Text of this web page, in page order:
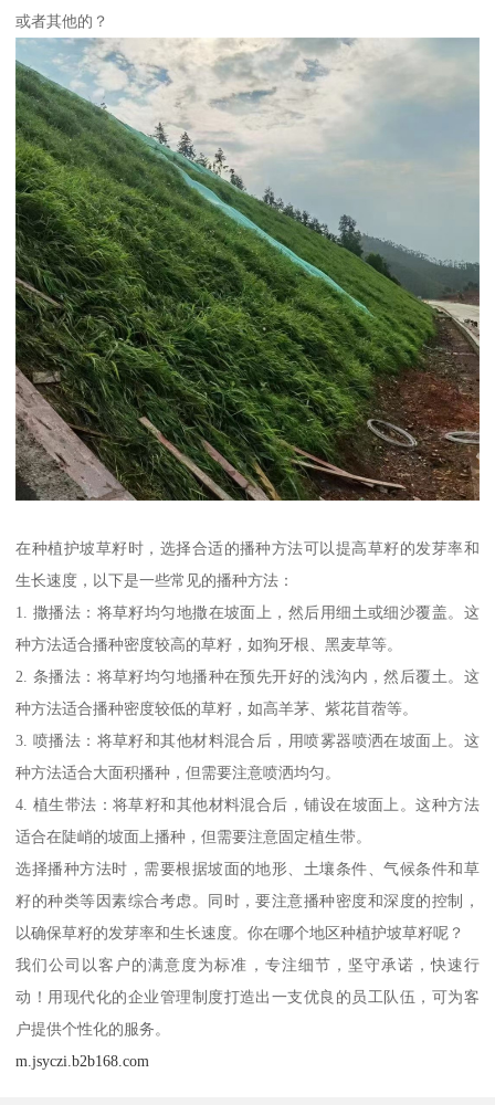
或者其他的？
在种植护坡草籽时，选择合适的播种方法可以提高草籽的发芽率和
生长速度，以下是一些常见的播种方法：
1. 撒播法：将草籽均匀地撒在坡面上，然后用细土或细沙覆盖。这
种方法适合播种密度较高的草籽，如狗牙根、黑麦草等。
2. 条播法：将草籽均匀地播种在预先开好的浅沟内，然后覆土。这
种方法适合播种密度较低的草籽，如高羊茅、紫花苜蓿等。
3. 喷播法：将草籽和其他材料混合后，用喷雾器喷洒在坡面上。这
种方法适合大面积播种，但需要注意喷洒均匀。
4. 植生带法：将草籽和其他材料混合后，铺设在坡面上。这种方法
适合在陡峭的坡面上播种，但需要注意固定植生带。
选择播种方法时，需要根据坡面的地形、土壤条件、气候条件和草
籽的种类等因素综合考虑。同时，要注意播种密度和深度的控制，
以确保草籽的发芽率和生长速度。你在哪个地区种植护坡草籽呢？
我们公司以客户的满意度为标准，专注细节，坚守承诺，快速行
动！用现代化的企业管理制度打造出一支优良的员工队伍，可为客
户提供个性化的服务。
m.jsyczi.b2b168.com